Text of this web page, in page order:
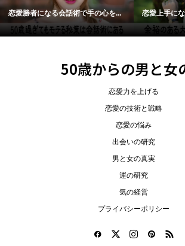
恋愛勝者になる会話術で手の心を... 恋愛上手に
50歳からの男と女
恋愛力を上げる
恋愛の技術と戦略
恋愛の悩み
出会いの研究
男と女の真実
運の研究
気の経営
プライバシーポリシー